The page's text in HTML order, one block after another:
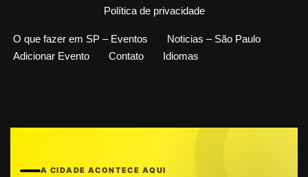
Política de privacidade
O que fazer em SP – Eventos
Noticias – São Paulo
Adicionar Evento
Contato Idiomas
A CIDADE ACONTECE AQUI